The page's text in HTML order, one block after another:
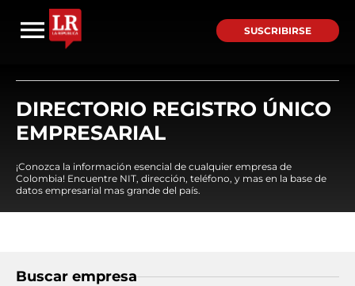
SUSCRIBIRSE
DIRECTORIO REGISTRO ÚNICO
EMPRESARIAL
¡Conozca la información esencial de cualquier empresa de
Colombia! Encuentre NIT, dirección, teléfono, y mas en la base de
datos empresarial mas grande del país.
Buscar empresa